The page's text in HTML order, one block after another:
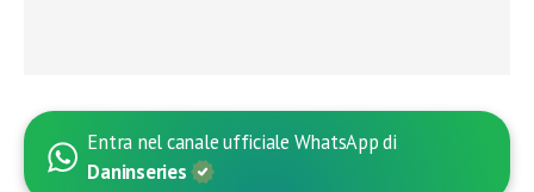
Entra nel canale ufficiale WhatsApp di
Daninseries